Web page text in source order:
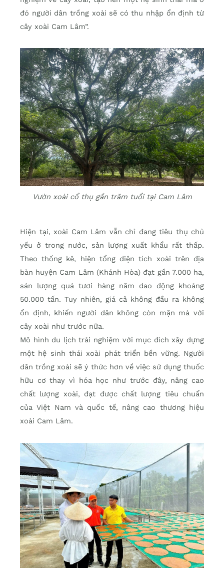
đó người dân trồng xoài sẽ có thu nhập ổn định từ
cây xoài Cam Lâm”.
Vườn xoài cổ thụ gần trăm tuổi tại Cam Lâm
Hiện tại, xoài Cam Lâm vẫn chỉ đang tiêu thụ chủ
yếu ở trong nước, sản lượng xuất khẩu rất thấp.
Theo thống kê, hiện tổng diện tích xoài trên địa
bàn huyện Cam Lâm (Khánh Hòa) đạt gần 7.000 ha,
sản lượng quả tươi hàng năm dao động khoảng
50.000 tấn. Tuy nhiên, giá cả không đầu ra không
ổn định, khiến người dân không còn mặn mà với
cây xoài như trước nữa.
Mô hình du lịch trải nghiệm với mục đích xây dựng
một hệ sinh thái xoài phát triển bền vững. Người
dân trồng xoài sẽ ý thức hơn về việc sử dụng thuốc
hữu cơ thay vì hóa học như trước đây, nâng cao
chất lượng xoài, đạt được chất lượng tiêu chuẩn
của Việt Nam và quốc tế, nâng cao thương hiệu
xoài Cam Lâm.